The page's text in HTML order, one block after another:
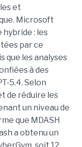
et
Microsoft
: les
par ce
que les analyses
à des
5.4. Selon
de réduire les
un niveau de
que MDASH
a obtenu un